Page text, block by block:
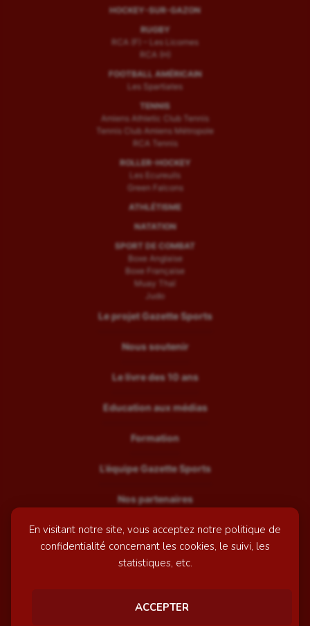
En visitant notre site, vous acceptez notre politique de
confidentialité concernant les cookies, le suivi, les
statistiques, etc.
ACCEPTER
HOCKEY-SUR-GAZON
RUGBY
RCA (F) – Les Licornes
RCA (H)
FOOTBALL AMÉRICAIN
Les Spartiates
TENNIS
Amiens Athletic Club Tennis
Tennis Club Amiens Métropole
RCA Tennis
ROLLER-HOCKEY
Les Ecureuils
Green Falcons
ATHLÉTISME
NATATION
SPORT DE COMBAT
Boxe Anglaise
Boxe Française
Muay Thaï
Judo
Le projet Gazette Sports
Nous soutenir
Le livre des 10 ans
Education aux médias
Formation
L’équipe Gazette Sports
Nos partenaires
Recrutement
Mentions légales